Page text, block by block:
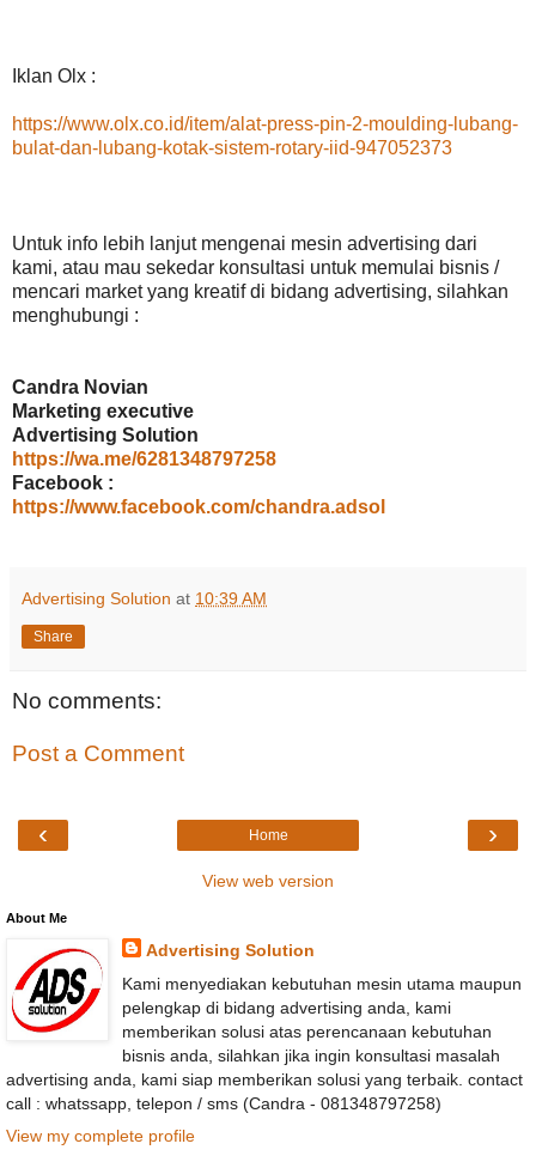
Iklan Olx :
https://www.olx.co.id/item/alat-press-pin-2-moulding-lubang-
bulat-dan-lubang-kotak-sistem-rotary-iid-947052373
Untuk info lebih lanjut mengenai mesin advertising dari
kami, atau mau sekedar konsultasi untuk memulai bisnis /
mencari market yang kreatif di bidang advertising, silahkan
menghubungi :
Candra Novian
Marketing executive
Advertising Solution
https://wa.me/6281348797258
Facebook :
https://www.facebook.com/chandra.adsol
Advertising Solution at 10:39 AM
Share
No comments:
Post a Comment
‹ ›
Home
View web version
About Me
Advertising Solution
Kami menyediakan kebutuhan mesin utama maupun
pelengkap di bidang advertising anda, kami
memberikan solusi atas perencanaan kebutuhan
bisnis anda, silahkan jika ingin konsultasi masalah
advertising anda, kami siap memberikan solusi yang terbaik. contact
call : whatssapp, telepon / sms (Candra - 081348797258)
View my complete profile